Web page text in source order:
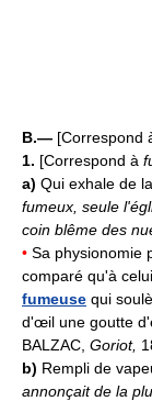
B.— [Correspond
1. [Correspond à
a) Qui exhale de
fumeux, seule
coin blême des
• Sa physionomie
comparé qu'à
fumeuse qui
d'œil une goutte
BALZAC, Goriot,
b) Rempli de
annonçait de la